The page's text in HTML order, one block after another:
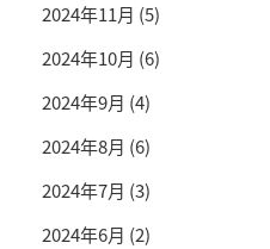
2024年11月 (5)
2024年10月 (6)
2024年9月 (4)
2024年8月 (6)
2024年7月 (3)
2024年6月 (2)